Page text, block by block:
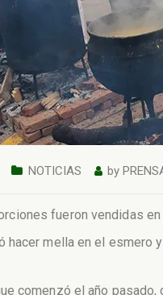
NOTICIAS by
fueron vendidas
hacer mella en el esmero
comenzó el año